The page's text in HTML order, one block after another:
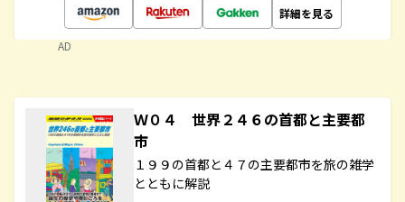
詳細を見る
AD
Ｗ０４ 世界２４６の首都と主要都
市
１９９の首都と４７の主要都市を旅の雑学
とともに解説